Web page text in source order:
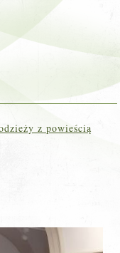
z powieścią